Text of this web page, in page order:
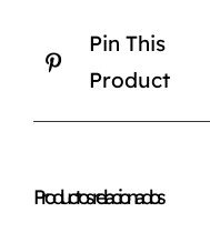
Pin This
Product
Productos relacionados